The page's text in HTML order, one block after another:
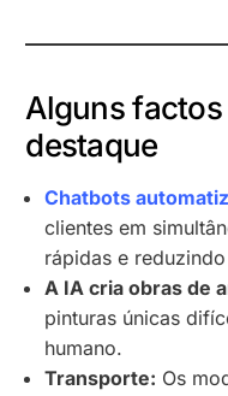
Alguns
destaque
Chatbots
clientes em
rápidas e
A IA cria obras de
pinturas únicas
humano.
Transporte: Os